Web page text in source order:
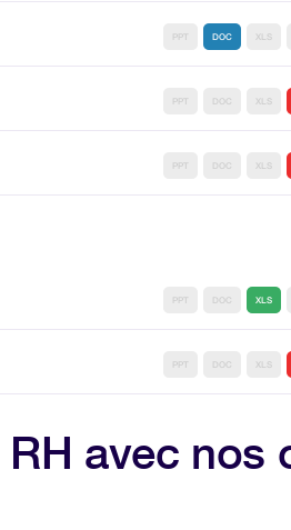
PPT DOC XLS
PPT DOC XLS
PPT DOC XLS
PPT DOC XLS
PPT DOC XLS
avec nos